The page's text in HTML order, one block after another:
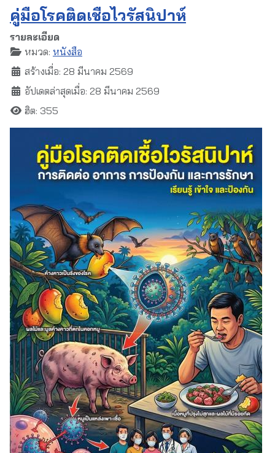
คู่มือโรคติดเชื้อไวรัสนิปาห์
รายละเอียด
หมวด: หนังสือ
สร้างเมื่อ: 28 มีนาคม 2569
อัปเดตล่าสุดเมื่อ: 28 มีนาคม 2569
ฮิต: 355